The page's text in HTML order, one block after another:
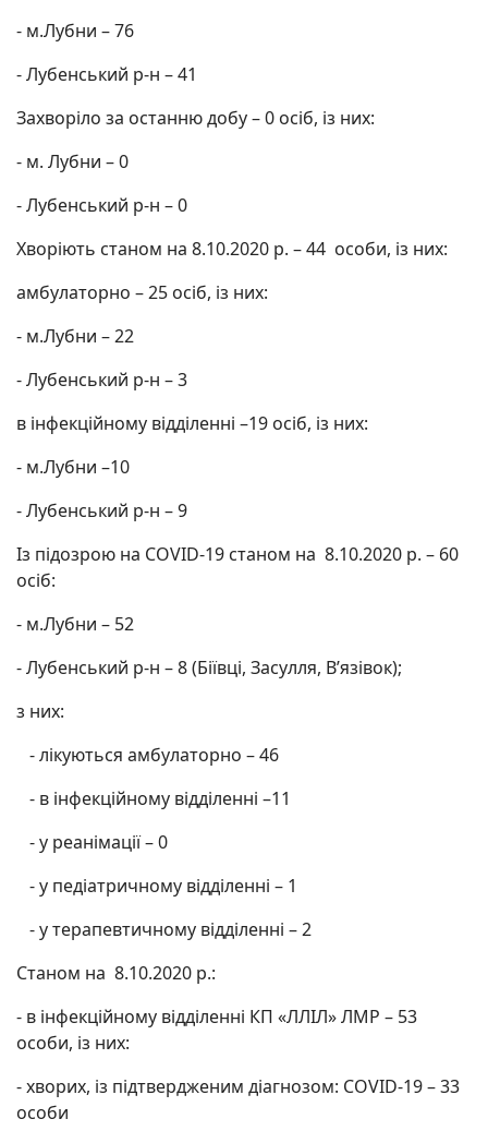
- м.Лубни – 76
- Лубенський р-н – 41
Захворіло за останню добу – 0 осіб, із них:
- м. Лубни – 0
- Лубенський р-н – 0
Хворіють станом на 8.10.2020 р. – 44 особи, із них:
амбулаторно – 25 осіб, із них:
- м.Лубни – 22
- Лубенський р-н – 3
в інфекційному відділенні –19 осіб, із них:
- м.Лубни –10
- Лубенський р-н – 9
Із підозрою на COVID-19 станом на 8.10.2020 р. – 60
осіб:
- м.Лубни – 52
- Лубенський р-н – 8 (Біївці, Засулля, В’язівок);
з них:
- лікуються амбулаторно – 46
- в інфекційному відділенні –11
- у реанімації – 0
- у педіатричному відділенні – 1
- у терапевтичному відділенні – 2
Станом на 8.10.2020 р.:
- в інфекційному відділенні КП «ЛЛІЛ» ЛМР – 53
особи, із них:
- хворих, із підтвердженим діагнозом: COVID-19 – 33
особи